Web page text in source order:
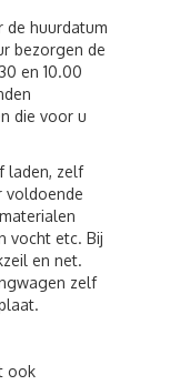
de huurdatum
bezorgen de
en 10.00
die voor u
laden, zelf
voldoende
vocht etc. Bij
en net.
zelf
ook